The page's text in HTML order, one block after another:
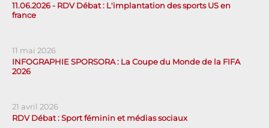
11.06.2026 - RDV Débat : L'implantation des sports US en
france
11 mai 2026
INFOGRAPHIE SPORSORA : La Coupe du Monde de la FIFA
2026
21 avril 2026
RDV Débat : Sport féminin et médias sociaux